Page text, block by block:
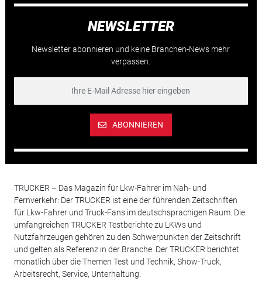
NEWSLETTER
Newsletter abonnieren und keine Branchen-News mehr
verpassen.
ABONNIEREN
TRUCKER – Das Magazin für Lkw-Fahrer im Nah- und
Fernverkehr: Der TRUCKER ist eine der führenden Zeitschriften
für Lkw-Fahrer und Truck-Fans im deutschsprachigen Raum. Die
umfangreichen TRUCKER Testberichte zu LKWs und
Nutzfahrzeugen gehören zu den Schwerpunkten der Zeitschrift
und gelten als Referenz in der Branche. Der TRUCKER berichtet
monatlich über die Themen Test und Technik, Show-Truck,
Arbeitsrecht, Service, Unterhaltung.